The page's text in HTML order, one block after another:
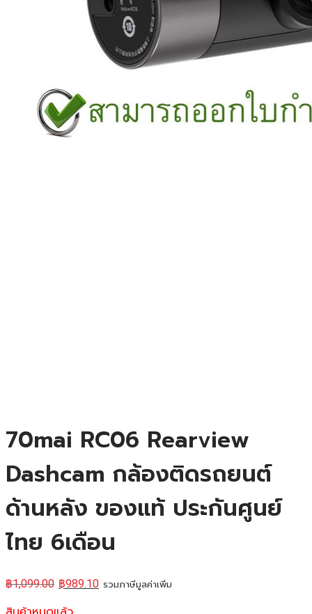
70mai RC06 Rearview
Dashcam กล้องติดรถยนต์
ด้านหลัง ของแท้ ประกันศูนย์
ไทย 6เดือน
฿1,099.00 ฿989.10 รวมภาษีมูลค่าเพิ่ม